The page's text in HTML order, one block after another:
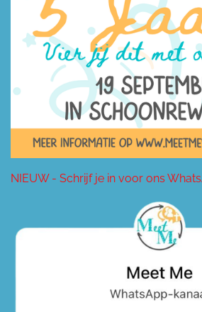
NIEUW - Schrijf je in voor ons